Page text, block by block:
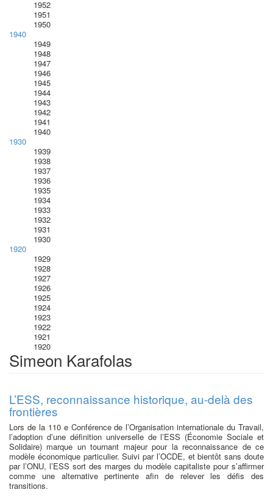
1952
1951
1950
1940
1949
1948
1947
1946
1945
1944
1943
1942
1941
1940
1930
1939
1938
1937
1936
1935
1934
1933
1932
1931
1930
1920
1929
1928
1927
1926
1925
1924
1923
1922
1921
1920
Simeon Karafolas
L’ESS, reconnaissance historique, au-delà des
frontières
Lors de la 110 e Conférence de l’Organisation internationale du Travail,
l’adoption d’une définition universelle de l’ESS (Économie Sociale et
Solidaire) marque un tournant majeur pour la reconnaissance de ce
modèle économique particulier. Suivi par l’OCDE, et bientôt sans doute
par l’ONU, l’ESS sort des marges du modèle capitaliste pour s’affirmer
comme une alternative pertinente afin de relever les défis des
transitions.